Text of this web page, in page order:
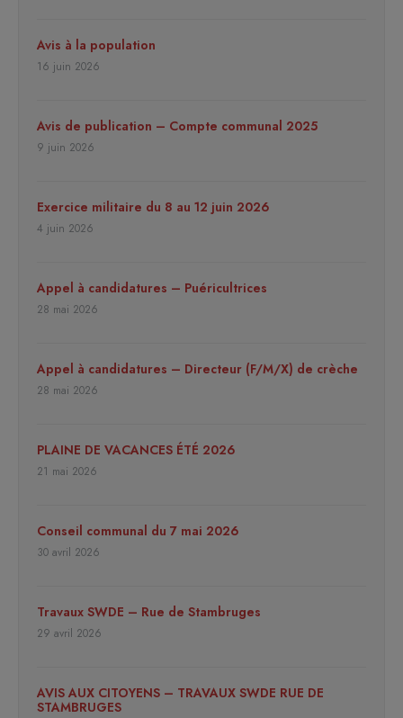
Avis à la population
16 juin 2026
Avis de publication – Compte communal 2025
9 juin 2026
Exercice militaire du 8 au 12 juin 2026
4 juin 2026
Appel à candidatures – Puéricultrices
28 mai 2026
Appel à candidatures – Directeur (F/M/X) de crèche
28 mai 2026
PLAINE DE VACANCES ÉTÉ 2026
21 mai 2026
Conseil communal du 7 mai 2026
30 avril 2026
Travaux SWDE – Rue de Stambruges
29 avril 2026
AVIS AUX CITOYENS – TRAVAUX SWDE RUE DE
STAMBRUGES